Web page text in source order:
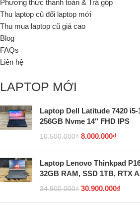
Phương thức thanh toán & Trả góp
Thu laptop cũ đổi laptop mới
Thu mua laptop cũ giá cao
Blog
FAQs
Liên hệ
LAPTOP MỚI
Laptop Dell Latitude 7420 i5-
256GB Nvme 14″ FHD IPS
10.500.000₫ 8.000.000₫
Laptop Lenovo Thinkpad
32GB RAM, SSD 1TB, RTX
34.900.000₫ 30.900.000₫